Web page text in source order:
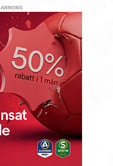
ANNONS: